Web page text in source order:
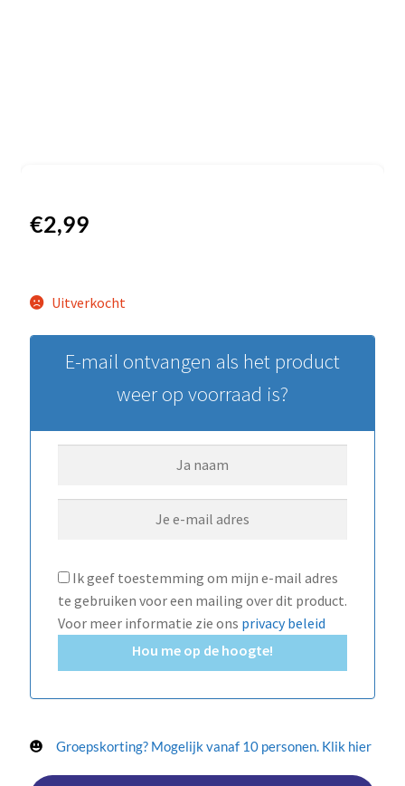
€2,99
Uitverkocht
E-mail ontvangen als het product
weer op voorraad is?
Ik geef toestemming om mijn e-mail adres
te gebruiken voor een mailing over dit product.
Voor meer informatie zie ons privacy beleid
Hou me op de hoogte!
Groepskorting? Mogelijk vanaf 10 personen. Klik hier